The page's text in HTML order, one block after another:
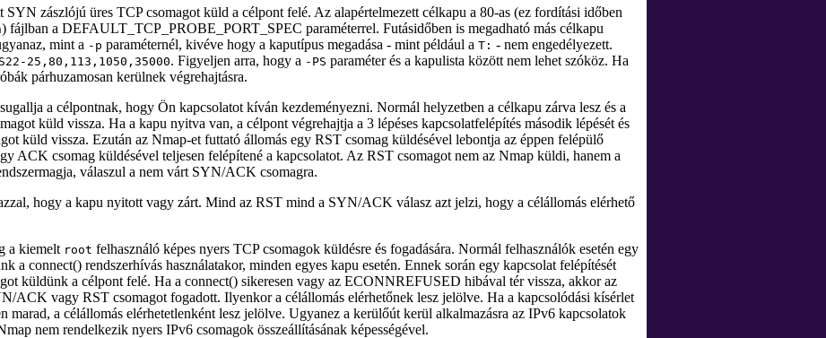
SYN zászlójú üres TCP csomagot küld a célpont felé. Az alapértelmezett célkapu a 80-as (ez fordítási időben
) fájlban a DEFAULT_TCP_PROBE_PORT_SPEC paraméterrel. Futásidőben is megadható más célkapu
mint a -p paraméternél, kivéve hogy a kaputípus megadása - mint például a T: - nem engedélyezett.
25,80,113,1050,35000. Figyeljen arra, hogy a -PS paraméter és a kapulista között nem lehet szóköz. Ha
párhuzamosan kerülnek végrehajtásra.
a célpontnak, hogy Ön kapcsolatot kíván kezdeményezni. Normál helyzetben a célkapu zárva lesz és a
küld vissza. Ha a kapu nyitva van, a célpont végrehajtja a 3 lépéses kapcsolatfelépítés második lépését és
küld vissza. Ezután az Nmap-et futtató állomás egy RST csomag küldésével lebontja az éppen felépülő
ACK csomag küldésével teljesen felépítené a kapcsolatot. Az RST csomagot nem az Nmap küldi, hanem a
válaszul a nem várt SYN/ACK csomagra.
hogy a kapu nyitott vagy zárt. Mind az RST mind a SYN/ACK válasz azt jelzi, hogy a célállomás elérhető
a kiemelt root felhasználó képes nyers TCP csomagok küldésre és fogadására. Normál felhasználók esetén egy
a connect() rendszerhívás használatakor, minden egyes kapu esetén. Ennek során egy kapcsolat felépítését
küldünk a célpont felé. Ha a connect() sikeresen vagy az ECONNREFUSED hibával tér vissza, akkor az
ACK vagy RST csomagot fogadott. Ilyenkor a célállomás elérhetőnek lesz jelölve. Ha a kapcsolódási kísérlet
marad, a célállomás elérhetetlenként lesz jelölve. Ugyanez a kerülőút kerül alkalmazásra az IPv6 kapcsolatok
nem rendelkezik nyers IPv6 csomagok összeállításának képességével.